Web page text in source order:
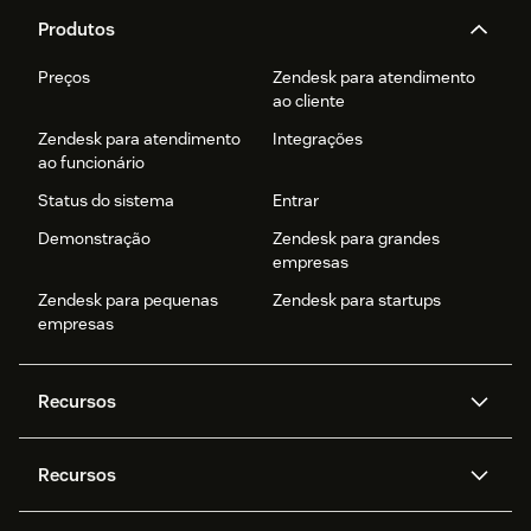
Produtos
Preços
Zendesk para atendimento
ao cliente
Zendesk para atendimento
ao funcionário
Integrações
Status do sistema
Entrar
Demonstração
Zendesk para grandes
empresas
Zendesk para pequenas
empresas
Zendesk para startups
Recursos
Zendesk AI
Mensagens e chat em tempo
real
Recursos